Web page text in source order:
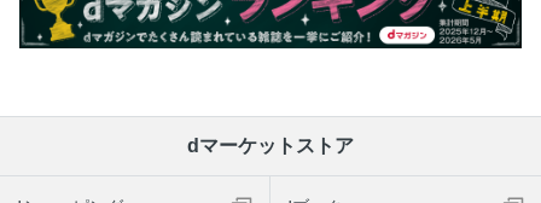
dマーケットストア